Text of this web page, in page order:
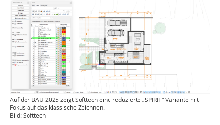
Auf der BAU 2025 zeigt Softtech eine reduzierte „SPIRIT“-Variante mit
Fokus auf das klassische Zeichnen.
Bild: Softtech